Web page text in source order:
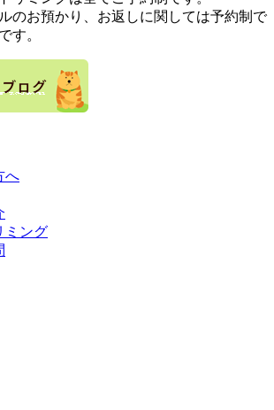
のお預かり、お返しに関しては予約制で
す。
へ
ミング